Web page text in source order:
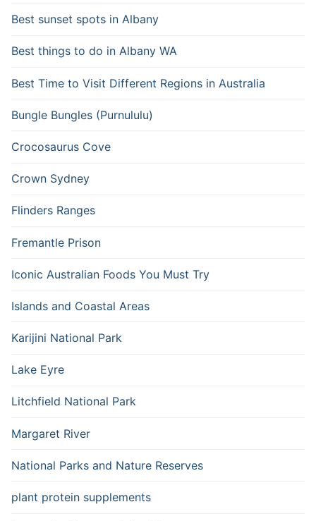
Best sunset spots in Albany
Best things to do in Albany WA
Best Time to Visit Different Regions in Australia
Bungle Bungles (Purnululu)
Crocosaurus Cove
Crown Sydney
Flinders Ranges
Fremantle Prison
Iconic Australian Foods You Must Try
Islands and Coastal Areas
Karijini National Park
Lake Eyre
Litchfield National Park
Margaret River
National Parks and Nature Reserves
plant protein supplements